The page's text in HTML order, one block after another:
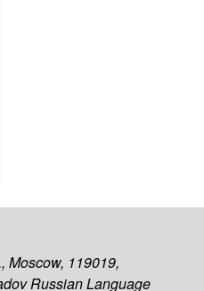
Moscow, 119019,
Russian Language